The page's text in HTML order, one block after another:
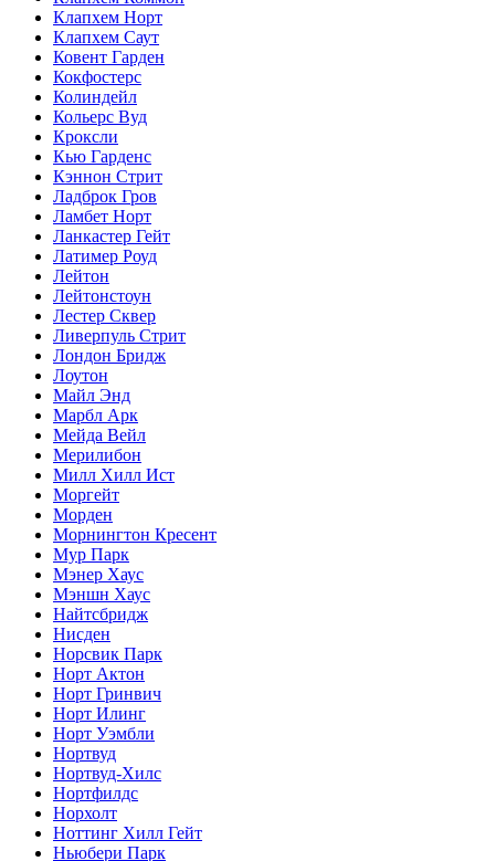
Клапхем Норт
Клапхем Саут
Ковент Гарден
Кокфостерс
Колиндейл
Кольерс Вуд
Кроксли
Кью Гарденс
Кэннон Стрит
Ладброк Гров
Ламбет Норт
Ланкастер Гейт
Латимер Роуд
Лейтон
Лейтонстоун
Лестер Сквер
Ливерпуль Стрит
Лондон Бридж
Лоутон
Майл Энд
Марбл Арк
Мейда Вейл
Мерилибон
Милл Хилл Ист
Моргейт
Морден
Морнингтон Кресент
Мур Парк
Мэнер Хаус
Мэншн Хаус
Найтсбридж
Нисден
Норсвик Парк
Норт Актон
Норт Гринвич
Норт Илинг
Норт Уэмбли
Нортвуд
Нортвуд-Хилс
Нортфилдс
Норхолт
Ноттинг Хилл Гейт
Ньюбери Парк